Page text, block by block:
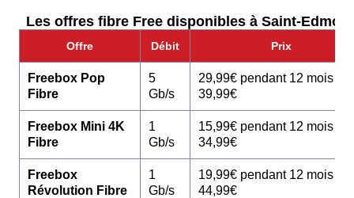
Les offres fibre Free disponibles à Saint-
Offre Débit Prix
Freebox Pop
Fibre
5
Gb/s
29,99€ pendant 12 mois
39,99€
Freebox Mini 4K
Fibre
1
Gb/s
15,99€ pendant 12 mois
34,99€
Freebox
Révolution Fibre
1
Gb/s
19,99€ pendant 12 mois
44,99€